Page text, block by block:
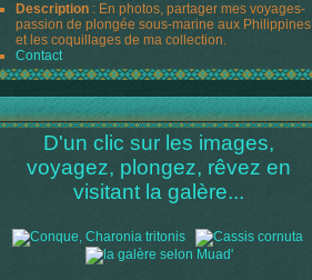
Description : En photos, partager mes voyages-
passion de plongée sous-marine aux Philippines
et les coquillages de ma collection.
Contact
D'un clic sur les images,
voyagez, plongez, rêvez en
visitant la galère...